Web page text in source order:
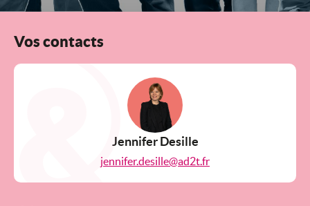
Vos contacts
Jennifer Desille
jennifer.desille@ad2t.fr